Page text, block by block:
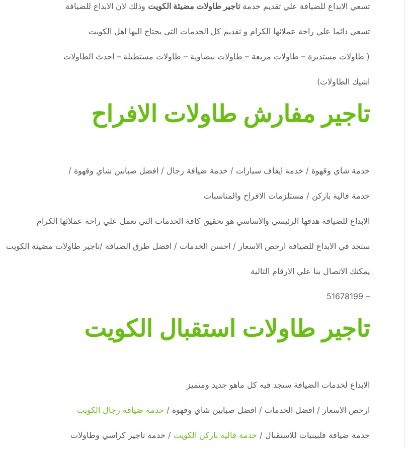
تسعي الابداع للضيافة علي تقديم خدمةتاجير طاولات مضيئة الكويت وذلك لان الابداع للضيافة
تسعي دائما علي راحة عملائها الكرام و تقديم كل الخدمات التي يحتاج اليها اهل الكويت
( طاولات مستديرة – طاولات مربعة – طاولات بيضاوية – طاولات مستطيلة – احدث الطاولات
اشيك الطاولات)
تاجير مفارش طاولات الافراح
خدمة شاي وقهوة / خدمة ايقاف سيارات / خدمة ضيافة رجال / افضل صبابين شاي وقهوة /
خدمة فالية باركن / مستلزمات الافراح والمناسبات
الابداع للضيافة هدفها الرئيسي والاساسي هو تحقيق كافة الخدمات التي تعمل علي راحة عملائها الكرام
ستجد في الابداع للضيافة ارخص الاسعار / احسن الخدمات / افضل طرق الضيافة /تاجير طاولات مضيئة الكويت
يمكنك الاتصال بنا علي الارقام التالية
– 51678199
تاجير طاولات استقبال الكويت
الابداع لخدمات الضيافة ستجد فيه كل ماهو جديد ومتميز
ارخص الاسعار / افضل الخدمات / افضل صبابين شاي وقهوة / خدمة ضيافة رجال الكويت
خدمة ضيافة فلبينيات للاستقبال / خدمة فالية باركن الكويت / خدمة تاجير كراسي وطاولات